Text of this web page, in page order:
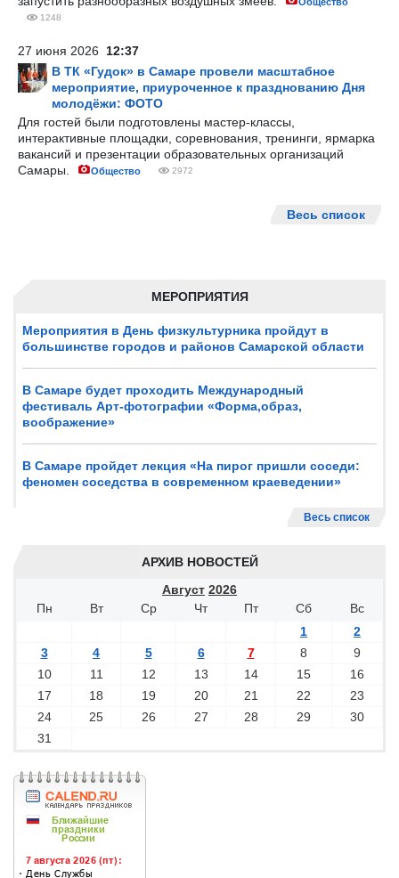
МЕРОПРИЯТИЯ
Мероприятия в День физкультурника пройдут в
большинстве городов и районов Самарской области
В Самаре будет проходить Международный
фестиваль Арт-фотографии «Форма,образ,
воображение»
В Самаре пройдет лекция «На пирог пришли соседи:
феномен соседства в современном краеведении»
Весь список
АРХИВ НОВОСТЕЙ
Август 2026
Пн
Вт Ср Чт Пт Сб
Вс
1
2
3
4 5 6 7 8
9
10
11 12 13 14 15
16
17
18 19 20 21 22
23
24
25 26 27 28 29
30
31
1248
27 июня 2026 12:37
В ТК «Гудок» в Самаре провели масштабное
мероприятие, приуроченное к празднованию Дня
молодёжи: ФОТО
Для гостей были подготовлены мастер-классы,
интерактивные площадки, соревнования, тренинги, ярмарка
вакансий и презентации образовательных организаций
Самары.
Общество 2972
Весь список